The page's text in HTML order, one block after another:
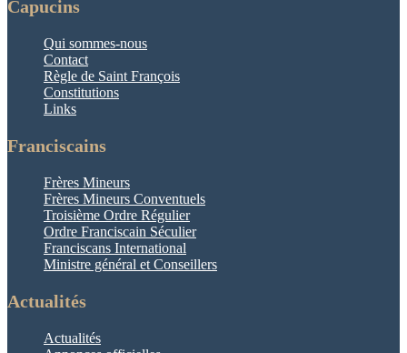
Capucins
Qui sommes-nous
Contact
Règle de Saint François
Constitutions
Links
Franciscains
Frères Mineurs
Frères Mineurs Conventuels
Troisième Ordre Régulier
Ordre Franciscain Séculier
Franciscans International
Ministre général et Conseillers
Actualités
Actualités